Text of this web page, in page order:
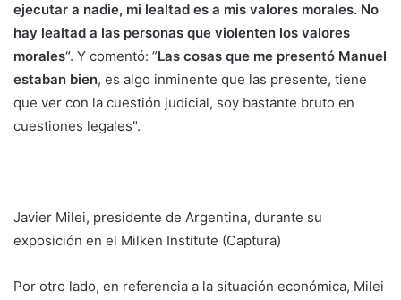
ejecutar a nadie, mi lealtad es a mis valores morales. No
hay lealtad a las personas que violenten los valores
morales“. Y comentó: ”Las cosas que me presentó Manuel
estaban bien, es algo inminente que las presente, tiene
que ver con la cuestión judicial, soy bastante bruto en
cuestiones legales".
Javier Milei, presidente de Argentina, durante su
exposición en el Milken Institute (Captura)
Por otro lado, en referencia a la situación económica, Milei